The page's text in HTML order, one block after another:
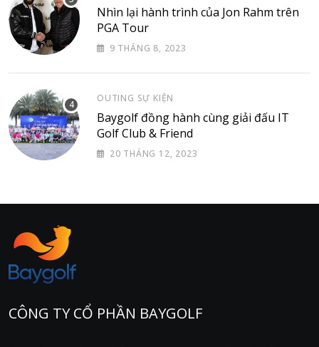
Nhìn lại hành trình của Jon Rahm trên
PGA Tour
9 THÁNG 8, 2023
OUTING SỰ KIỆN
Baygolf đồng hành cùng giải đấu IT
Golf Club & Friend
20 THÁNG 12, 2023
CÔNG TY CỔ PHẦN BAYGOLF